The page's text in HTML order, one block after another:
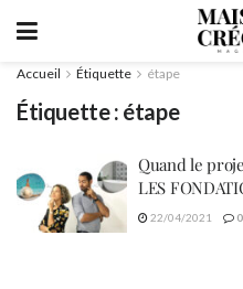
Accueil Étiquette étape
Étiquette : étape
Quand le
LES
22/04/2021 0